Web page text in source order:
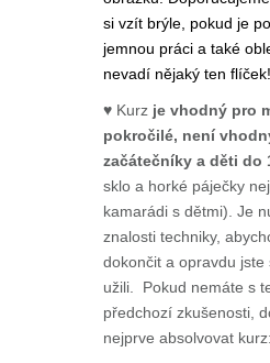
si vzít brýle, pokud je
jemnou práci a také
nevadí nějaký ten flíček!
♥ Kurz je vhodný pro
pokročilé, není
začátečníky a děti do
sklo a horké páječky
kamarádi s dětmi) . Je
znalosti techniky,
dokončit a opravdu jste
užili.
Pokud nemáte s
předchozí zkušenosti,
nejprve absolvovat kurz: